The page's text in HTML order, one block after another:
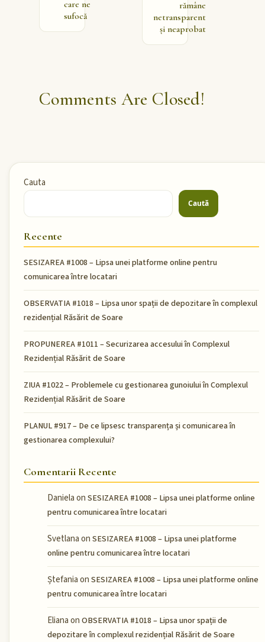
care ne
sufocă
rămâne
netransparent
și neaprobat
Comments Are Closed!
Cauta
Caută
Recente
SESIZAREA #1008 – Lipsa unei platforme online pentru
comunicarea între locatari
OBSERVATIA #1018 – Lipsa unor spații de depozitare în complexul
rezidențial Răsărit de Soare
PROPUNEREA #1011 – Securizarea accesului în Complexul
Rezidențial Răsărit de Soare
ZIUA #1022 – Problemele cu gestionarea gunoiului în Complexul
Rezidențial Răsărit de Soare
PLANUL #917 – De ce lipsesc transparența și comunicarea în
gestionarea complexului?
Comentarii Recente
Danielaon SESIZAREA #1008 – Lipsa unei platforme online
pentru comunicarea între locatari
Svetlanaon SESIZAREA #1008 – Lipsa unei platforme
online pentru comunicarea între locatari
Ștefaniaon SESIZAREA #1008 – Lipsa unei platforme online
pentru comunicarea între locatari
Elianaon OBSERVATIA #1018 – Lipsa unor spații de
depozitare în complexul rezidențial Răsărit de Soare